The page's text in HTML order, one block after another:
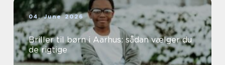
04. June 2026
Briller til børn i Aarhus: sådan vælger du
de rigtige